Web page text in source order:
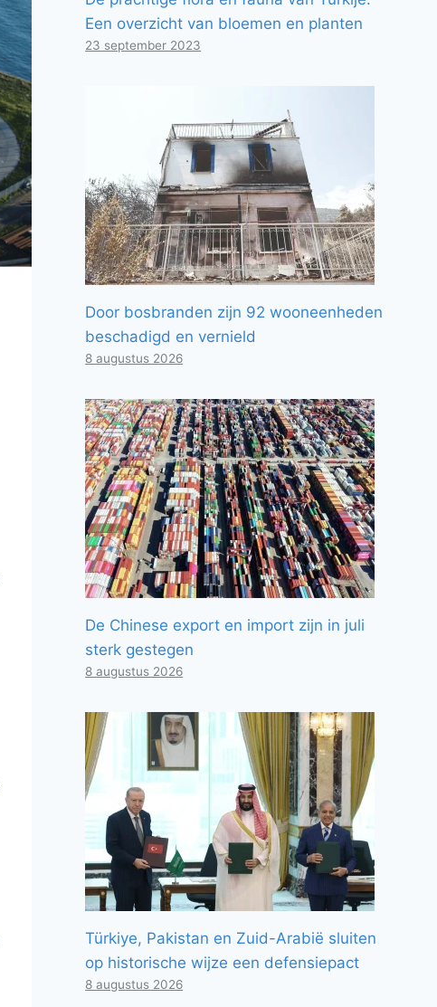
Een overzicht van bloemen en planten
23 september 2023
Door bosbranden zijn 92 wooneenheden
beschadigd en vernield
8 augustus 2026
De Chinese export en import zijn in juli
sterk gestegen
8 augustus 2026
Türkiye, Pakistan en Zuid-Arabië sluiten
op historische wijze een defensiepact
8 augustus 2026